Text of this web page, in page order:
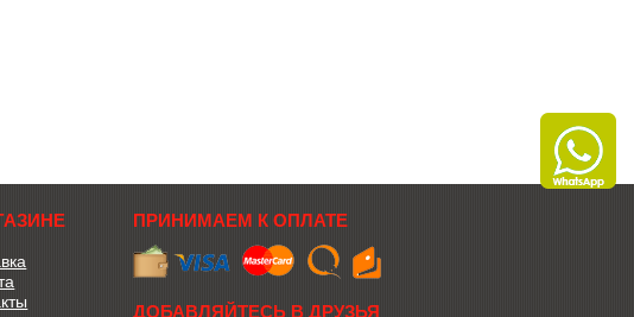
ПРИНИМАЕМ К ОПЛАТЕ
ДОБАВЛЯЙТЕСЬ В ДРУЗЬЯ